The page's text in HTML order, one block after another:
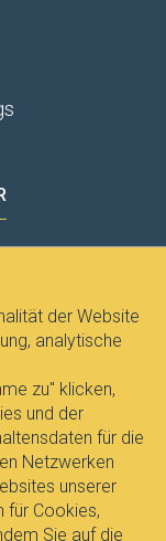
der Website
analytische
zu" klicken,
und der
für die
Netzwerken
unserer
für Cookies,
Sie auf die